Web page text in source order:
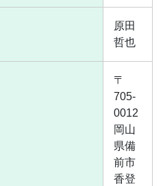
原田
哲也
〒
705-
0012
岡山
県備
前市
香登